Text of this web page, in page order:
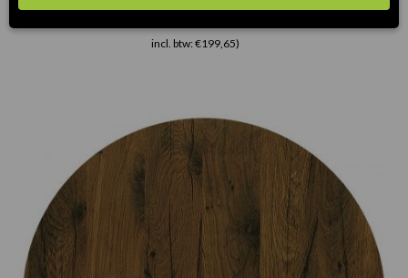
€75.00 €165.00
incl. btw: €199,65)
Prijsklasse:
€75.00